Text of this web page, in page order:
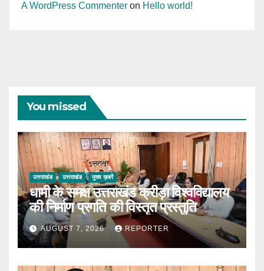
A WordPress Commenter on Hello world!
You missed
उत्तराखंड उत्तराखंड मुख्य ख़बरें
धामी के समक्ष उत्तराखंड क्रीड़ा विश्वविद्यालय
की निर्माण प्रगति की विस्तृत प्रस्तुति
AUGUST 7, 2026 REPORTER